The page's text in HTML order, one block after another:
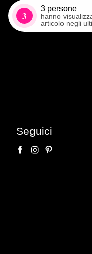
3
3 persone
hanno
articolo negli
Antico
dorato e
Voglio
Seguici